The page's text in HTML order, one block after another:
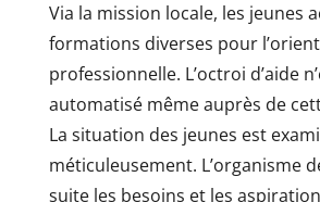
Via la mission locale, les jeunes
formations diverses pour
professionnelle. L’octroi d’aide
automatisé même auprès de
La situation des jeunes est
méticuleusement. L’organisme
suite les besoins et les